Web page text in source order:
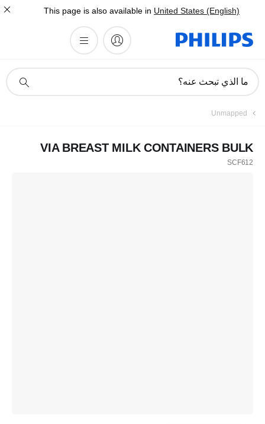
This page is also available in United States (English)
دعم
ما الذي تبحث عنه؟
Unmapped
VIA BREAST MILK CONTAINERS BULK
SCF612